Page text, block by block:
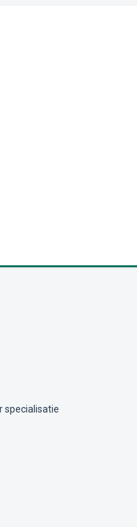
specialisatie